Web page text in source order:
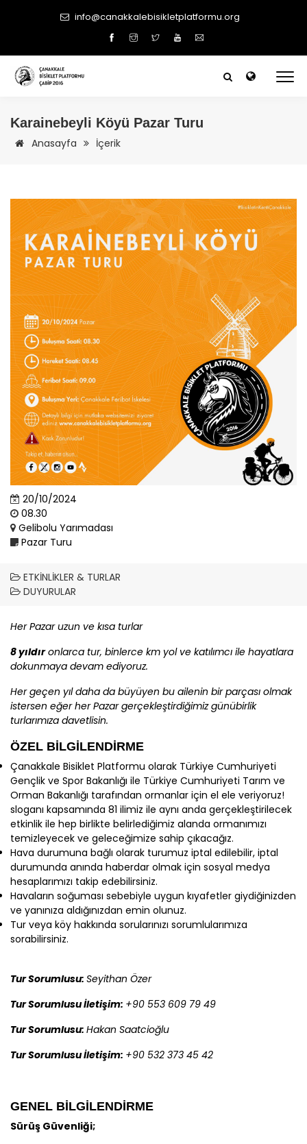
info@canakkalebisikletplatformu.org
Karainebeyli Köyü Pazar Turu
Anasayfa İçerik
20/10/2024
08.30
Gelibolu Yarımadası
Pazar Turu
ETKINLIKLER & TURLAR
DUYURULAR
Her Pazar uzun ve kısa turlar
8 yıldıronlarca tur, binlerce km yol ve katılımcı ile hayatlara
dokunmaya devam ediyoruz.
Her geçen yıl daha da büyüyen bu ailenin bir parçası olmak
istersen eğer her Pazar gerçekleştirdiğimiz günübirlik
turlarımıza davetlisin.
ÖZEL BİLGİLENDİRME
Çanakkale Bisiklet Platformu olarak Türkiye Cumhuriyeti
Gençlik ve Spor Bakanlığı ile Türkiye Cumhuriyeti Tarım ve
Orman Bakanlığı tarafından ormanlar için el ele veriyoruz!
sloganı kapsamında 81 ilimiz ile aynı anda gerçekleştirilecek
etkinlik ile hep birlikte belirlediğimiz alanda ormanımızı
temizleyecek ve geleceğimize sahip çıkacağız.
Hava durumuna bağlı olarak turumuz iptal edilebilir, iptal
durumunda anında haberdar olmak için sosyal medya
hesaplarımızı takip edebilirsiniz.
Havaların soğuması sebebiyle uygun kıyafetler giydiğinizden
ve yanınıza aldığınızdan emin olunuz.
Tur veya köy hakkında sorularınızı sorumlularımıza
sorabilirsiniz.
Tur Sorumlusu: Seyithan Özer
Tur Sorumlusu İletişim: +90 553 609 79 49
Tur Sorumlusu: Hakan Saatcioğlu
Tur Sorumlusu İletişim: +90 532 373 45 42
GENEL BİLGİLENDİRME
Sürüş Güvenliği;